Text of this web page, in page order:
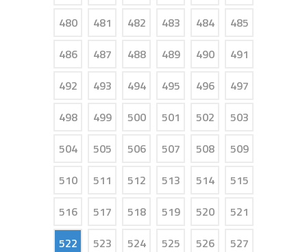
480
481 482 483 484
485
486
487 488 489 490
491
492
493 494 495 496
497
498
499 500 501 502
503
504
505 506 507 508
509
510
511 512 513 514
515
516
517 518 519 520
521
522
523 524 525 526
527